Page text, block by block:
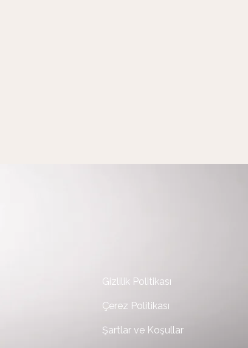
Gizlilik Politikası
Çerez Politikası
Şartlar ve Koşullar